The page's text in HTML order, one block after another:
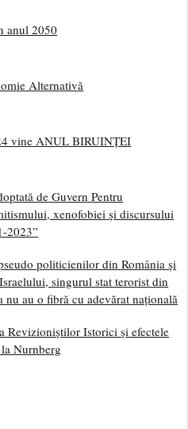
anul 2050
Alternativă
vine ANUL BIRUINȚEI
de Guvern Pentru
xenofobiei și discursului
2023”
politicienilor din România și
singurul stat terorist din
nu au o fibră cu adevărat națională
Revizioniștilor Istorici și efectele
Nurnberg